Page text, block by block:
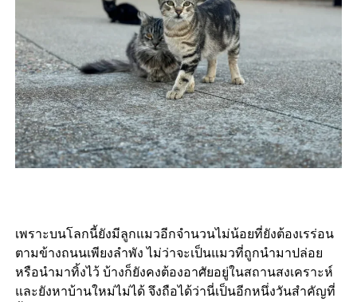
เพราะบนโลกนี้ยังมีลูกแมวอีกจำนวนไม่น้อยที่ยังต้องเรร่อน
ตามข้างถนนเพียงลำพัง ไม่ว่าจะเป็นแมวที่ถูกนำมาปล่อย
หรือนำมาทิ้งไว้ บ้างก็ยังคงต้องอาศัยอยู่ในสถานสงเคราะห์
และยังหาบ้านใหม่ไม่ได้ จึงถือได้ว่านี่เป็นอีกหนึ่งวันสำคัญที่